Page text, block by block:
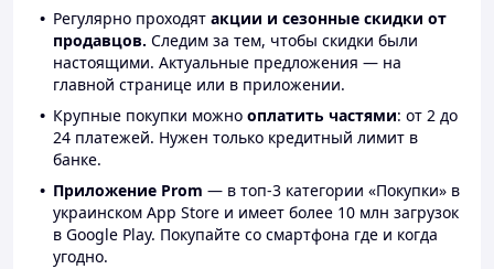
Регулярно проходят акции и сезонные скидки от
продавцов. Следим за тем, чтобы скидки были
настоящими. Актуальные предложения — на
главной странице или в приложении.
Крупные покупки можно оплатить частями: от 2 до
24 платежей. Нужен только кредитный лимит в
банке.
Приложение Prom — в топ-3 категории «Покупки» в
украинском App Store и имеет более 10 млн загрузок
в Google Play. Покупайте со смартфона где и когда
угодно.